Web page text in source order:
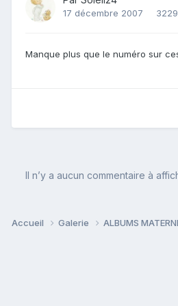
17 décembre 2007
Manque plus que le numéro sur
Il n’y a aucun commentaire à
Accueil Galerie ALBUMS